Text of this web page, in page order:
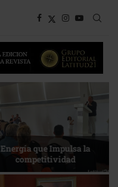
Energía que Impulsa la
competitividad